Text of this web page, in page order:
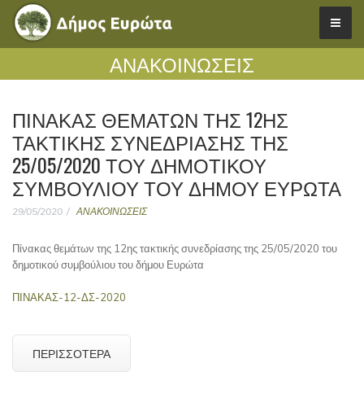
ΑΝΑΚΟΙΝΩΣΕΙΣ
ΠΊΝΑΚΑΣ ΘΕΜΆΤΩΝ ΤΗΣ 12ΗΣ
ΤΑΚΤΙΚΉΣ ΣΥΝΕΔΡΊΑΣΗΣ ΤΗΣ
25/05/2020 ΤΟΥ ΔΗΜΟΤΙΚΟΎ
ΣΥΜΒΟΎΛΙΟΥ ΤΟΥ ΔΉΜΟΥ ΕΥΡΏΤΑ
29/05/2020 ΑΝΑΚΟΙΝΩΣΕΙΣ
Πίνακας θεμάτων της 12ης τακτικής συνεδρίασης της 25/05/2020 του
δημοτικού συμβούλιου του δήμου Ευρώτα
ΠΙΝΑΚΑΣ-12-ΔΣ-2020
ΠΕΡΙΣΣΌΤΕΡΑ